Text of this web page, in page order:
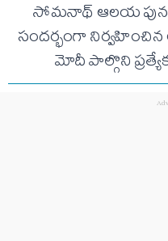
సోమనాథ్ ఆలయ
సందర్భంగా
మోదీ పాల్గొని